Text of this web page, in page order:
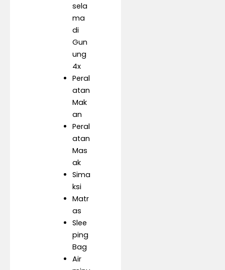
sela
ma
di
Gun
ung
4x
Peral
atan
Mak
an
Peral
atan
Mas
ak
Sima
ksi
Matr
as
Slee
ping
Bag
Air